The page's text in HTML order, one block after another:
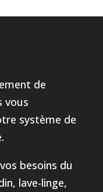
de
vous
système de
besoins du
lave-linge,